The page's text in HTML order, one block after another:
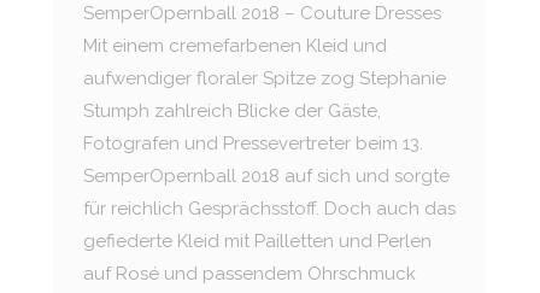
SemperOpernball 2018 – Couture Dresses
Mit einem cremefarbenen Kleid und
aufwendiger floraler Spitze zog Stephanie
Stumph zahlreich Blicke der Gäste,
Fotografen und Pressevertreter beim 13.
SemperOpernball 2018 auf sich und sorgte
für reichlich Gesprächsstoff. Doch auch das
gefiederte Kleid mit Pailletten und Perlen
auf Rosé und passendem Ohrschmuck